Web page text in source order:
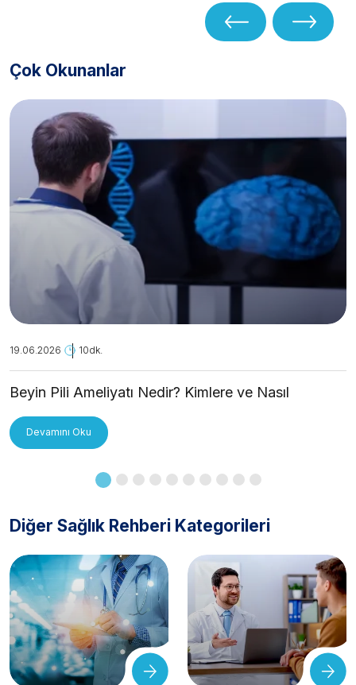
Çok Okunanlar
19.06.2026 10dk.
Beyin Pili Ameliyatı Nedir? Kimlere ve Nasıl
Devamını Oku
Diğer Sağlık Rehberi Kategorileri